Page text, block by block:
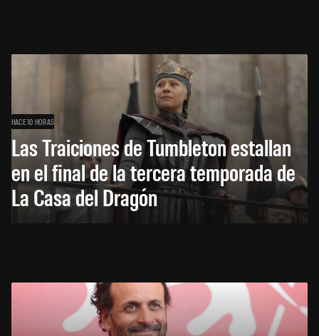
HACE 10 HORAS
Las Traiciones de Tumbleton estallan
en el final de la tercera temporada de
La Casa del Dragón